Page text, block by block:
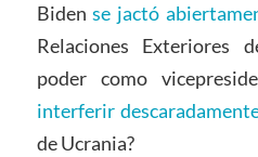
Bidense jactó
Relaciones Exteriores
poder como
interferir
de Ucrania?